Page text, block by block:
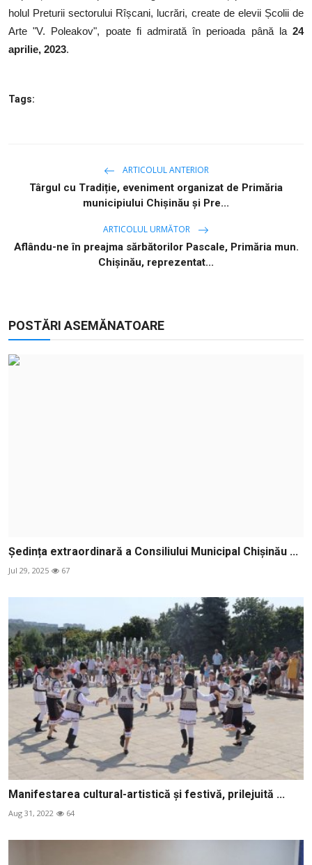
SERVICII
Sectorul Rîșcani
holul Preturii sectorului Rîșcani, lucrări, create de elevii Școlii de
Arte "V. Poleakov", poate fi admirată în perioada până la 24
aprilie, 2023.
Tags:
ARTICOLUL ANTERIOR
Târgul cu Tradiție, eveniment organizat de Primăria
municipiului Chișinău și Pre...
ARTICOLUL URMĂTOR
Aflându-ne în preajma sărbătorilor Pascale, Primăria mun.
Chișinău, reprezentat...
POSTĂRI ASEMĂNATOARE
Ședința extraordinară a Consiliului Municipal Chișinău ...
Jul 29, 2025 67
Manifestarea cultural-artistică și festivă, prilejuită ...
Aug 31, 2022 64